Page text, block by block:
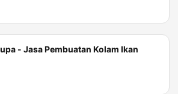
- Jasa Pembuatan Kolam Ikan